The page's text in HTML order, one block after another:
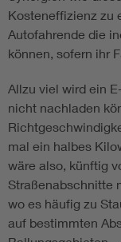
Kosteneffizienz zu
Autofahrende die
können, sofern ihr
Allzu viel wird ein
nicht nachladen
mal ein halbes
wäre also, künftig
Straßenabschnitte
wo es häufig zu
auf bestimmten